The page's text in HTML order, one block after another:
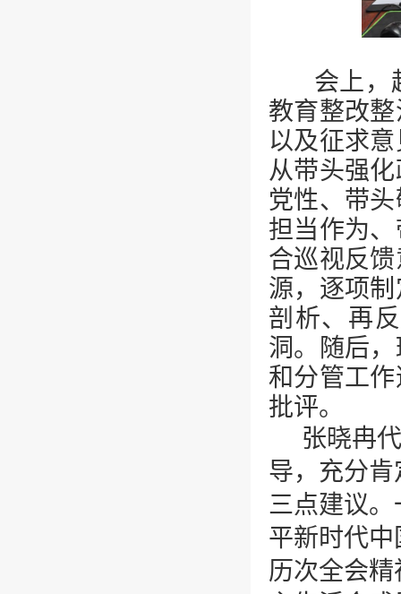
会上，
教育整改
以及征求
从带头强
党性、带
担当作为
合巡视反
源，逐项
剖析、再
洞。随后
和分管工
批评。
张晓冉
导，充分
三点建议
平新时代
历次全会